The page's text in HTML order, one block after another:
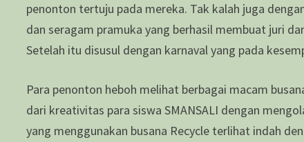
penonton tertuju pada mereka. Tak kalah juga
dan seragam pramuka yang berhasil membuat juri
Setelah itu disusul dengan karnaval yang pada
Para penonton heboh melihat berbagai macam
dari kreativitas para siswa SMANSALI dengan
yang menggunakan busana Recycle terlihat indah